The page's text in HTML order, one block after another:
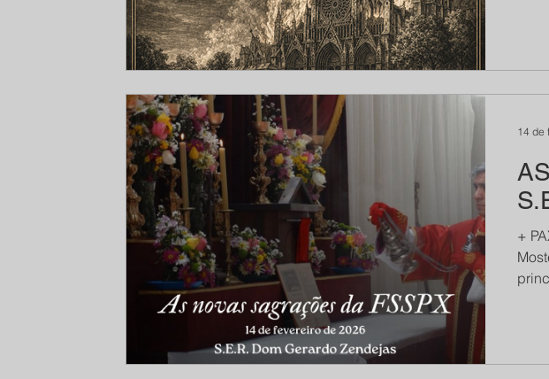
SAJM Concílio Vaticano II Boletim do
Acordos com Roma Resistência Dom Tomás de Aquino,
Dom Richard Williamson Comunicados Carta de
Dom Tomás de Aquino O.S.B. Roma
+
14 de